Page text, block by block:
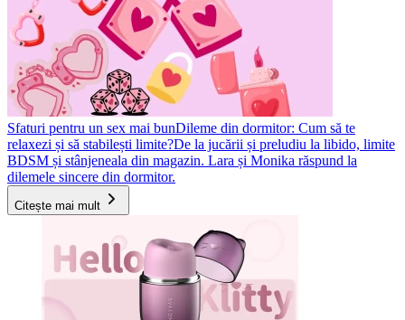
Sfaturi pentru un sex mai bunDileme din dormitor: Cum să te
relaxezi și să stabilești limite?De la jucării și preludiu la libido, limite
BDSM și stânjeneala din magazin. Lara și Monika răspund la
dilemele sincere din dormitor.
Citește mai mult